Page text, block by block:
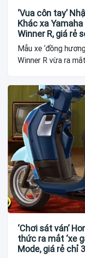
‘Vua côn tay’
Khác xa
Winner R, giá rẻ
Mẫu xe ‘đồng
Winner R vừa ra
‘Chơi sát ván’
thức ra mắt ‘xe
Mode, giá rẻ chỉ